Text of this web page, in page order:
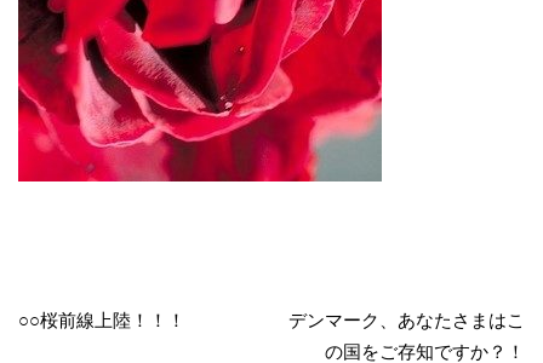
稿
○○桜前線上陸！！！
デンマーク、あなたさまはこ
の国をご存知ですか？！